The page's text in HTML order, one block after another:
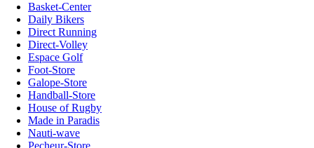
Basket-Center
Daily Bikers
Direct Running
Direct-Volley
Espace Golf
Foot-Store
Galope-Store
Handball-Store
House of Rugby
Made in Paradis
Nauti-wave